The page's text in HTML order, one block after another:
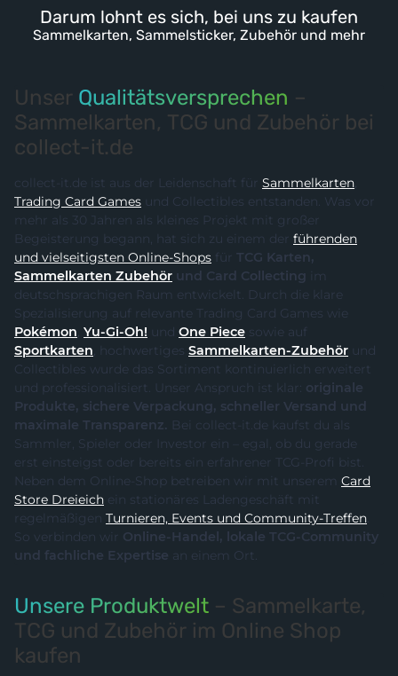
Darum lohnt es sich, bei uns zu kaufen
Sammelkarten, Sammelsticker, Zubehör und mehr
Unser Qualitätsversprechen –
Sammelkarten, TCG und Zubehör bei
collect-it.de
collect-it.de ist aus der Leidenschaft für Sammelkarten,
Trading Card Games und Collectibles entstanden. Was vor
mehr als 30 Jahren als kleines Projekt mit großer
Begeisterung begann, hat sich zu einem der führenden
und vielseitigsten Online-Shops für TCG Karten,
Sammelkarten Zubehör und Card Collecting
im
deutschsprachigen Raum entwickelt. Durch die klare
Spezialisierung auf relevante Trading Card Games wie
Pokémon, Yu-Gi-Oh! und One Piece sowie auf
Sportkarten , hochwertiges Sammelkarten-Zubehör
Collectibles wurde das Sortiment kontinuierlich erweitert
und professionalisiert. Unser Anspruch ist klar: originale
Produkte, sichere Verpackung, schneller Versand und
maximale Transparenz. Bei collect-it.de kaufst du als
Sammler, Spieler oder Investor ein – egal, ob du gerade
erst einsteigst oder bereits ein erfahrener TCG-Profi bist.
Neben dem Online-Shop betreiben wir mit unserem Card
Store Dreieich ein stationäres Ladengeschäft mit
regelmäßigen
Turnieren, Events und Community-Treffen.
So verbinden wir Online-Handel, lokale TCG-Community
und fachliche Expertise an einem Ort.
Unsere Produktwelt – Sammelkarte,
TCG und Zubehör im Online Shop
kaufen